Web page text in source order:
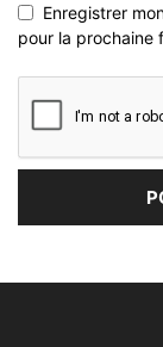
Enregistrer
pour la prochaine